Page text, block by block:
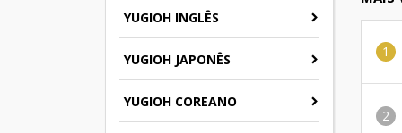
YUGIOH INGLÊS
YUGIOH JAPONÊS
YUGIOH COREANO